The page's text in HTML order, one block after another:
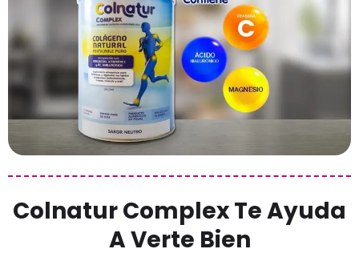
Colnatur Complex Te Ayuda
A Verte Bien